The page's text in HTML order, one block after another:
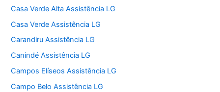
Casa Verde Alta Assistência LG
Casa Verde Assistência LG
Carandiru Assistência LG
Canindé Assistência LG
Campos Elíseos Assistência LG
Campo Belo Assistência LG